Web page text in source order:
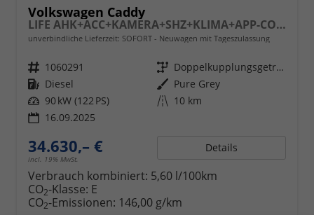
Volkswagen Caddy
LIFE AHK+ACC+KAMERA+SHZ+KLIMA+APP-CONNECT
unverbindliche Lieferzeit: SOFORT Neuwagen mit Tageszulassung
Fahrzeugnr. 1060291 Getriebe
Doppelkupplungsgetriebe (DSG)
Kraftstoff Diesel Außenfarbe Pure Grey
Leistung 90 kW (122 PS) Kilometerstand 10 km
16.09.2025
34.630,– €
incl. 19% MwSt.
Details
Verbrauch kombiniert: 5,60 l/100km
CO2-Klasse: E
CO2-Emissionen: 146,00 g/km